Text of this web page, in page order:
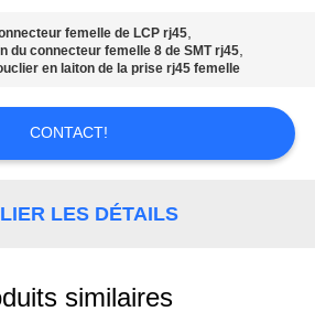
femelle de LCP rj45,
du connecteur femelle 8 de SMT rj45,
en laiton de la prise rj45 femelle
CONTACT!
LES DÉTAILS
similaires